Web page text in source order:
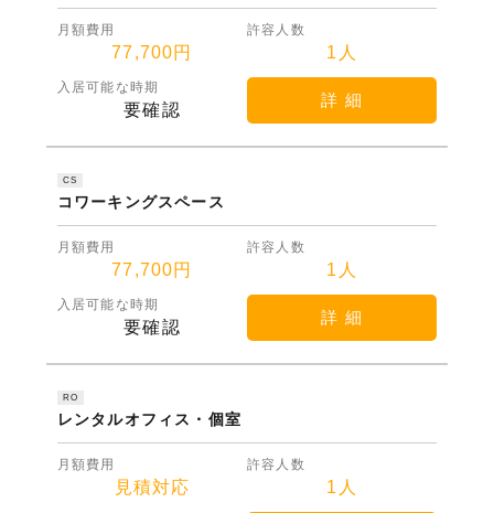
月額費用
77,700円
許容人数
1人
入居可能な時期
要確認
詳 細
CS
コワーキングスペース
月額費用
77,700円
許容人数
1人
入居可能な時期
要確認
詳 細
RO
レンタルオフィス・個室
月額費用
見積対応
許容人数
1人